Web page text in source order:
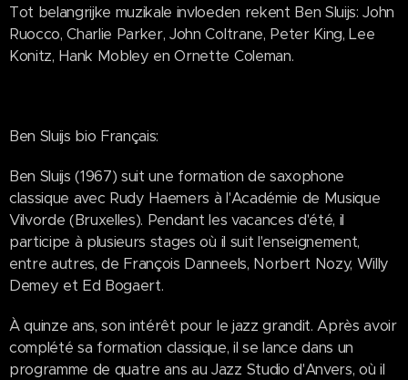
Tot belangrijke muzikale invloeden rekent Ben Sluijs: John
Ruocco, Charlie Parker, John Coltrane, Peter King, Lee
Konitz, Hank Mobley en Ornette Coleman.
Ben Sluijs bio Français:
Ben Sluijs (1967) suit une formation de saxophone
classique avec Rudy Haemers à l'Académie de Musique
Vilvorde (Bruxelles). Pendant les vacances d'été, il
participe à plusieurs stages où il suit l'enseignement,
entre autres, de François Danneels, Norbert Nozy, Willy
Demey et Ed Bogaert.
À quinze ans, son intérêt pour le jazz grandit. Après avoir
complété sa formation classique, il se lance dans un
programme de quatre ans au Jazz Studio d'Anvers, où il